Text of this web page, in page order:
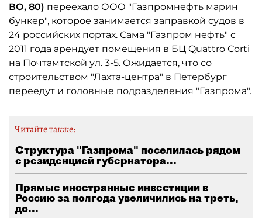
ВО, 80) переехало ООО "Газпромнефть марин
бункер", которое занимается заправкой судов в
24 российских портах. Сама "Газпром нефть" с
2011 года арендует помещения в БЦ Quattro Corti
на Почтамтской ул. 3-5. Ожидается, что со
строительством "Лахта-центра" в Петербург
переедут и головные подразделения "Газпрома".
Читайте также:
Структура "Газпрома" поселилась рядом
с резиденцией губернатора...
Прямые иностранные инвестиции в
Россию за полгода увеличились на треть,
до...